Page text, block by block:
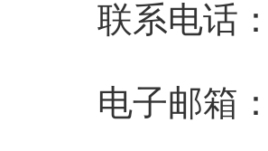
联系电话：
电子邮箱：